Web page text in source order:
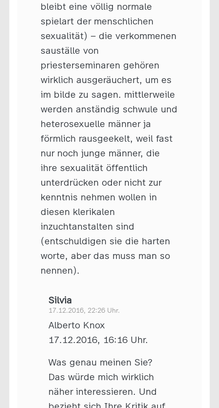
bleibt eine völlig normale
spielart der menschlichen
sexualität) – die verkommenen
sauställe von
priesterseminaren gehören
wirklich ausgeräuchert, um es
im bilde zu sagen. mittlerweile
werden anständig schwule und
heterosexuelle männer ja
förmlich rausgeekelt, weil fast
nur noch junge männer, die
ihre sexualität öffentlich
unterdrücken oder nicht zur
kenntnis nehmen wollen in
diesen klerikalen
inzuchtanstalten sind
(entschuldigen sie die harten
worte, aber das muss man so
nennen).
Silvia
17.12.2016, 22:26 Uhr.
Alberto Knox
17.12.2016, 16:16 Uhr.
Was genau meinen Sie?
Das würde mich wirklich
näher interessieren. Und